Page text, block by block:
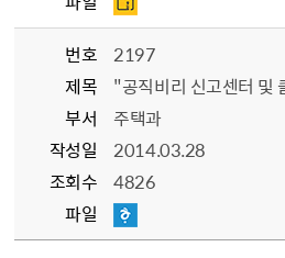
번호
2197
제목
"공직비리 신고센터 및
부서
주택과
작성일
2014.03.28
조회수
4826
파일